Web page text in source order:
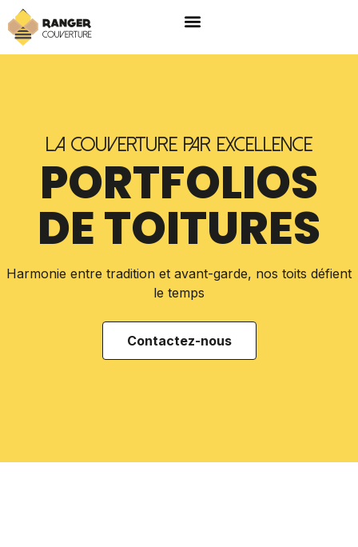
La couverture par excellence
PORTFOLIOS
DE TOITURES
Harmonie entre tradition et avant-garde, nos toits défient
le temps
Contactez-nous